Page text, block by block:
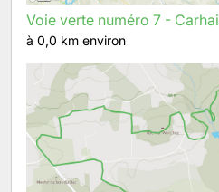
Voie verte numéro 7 -
à 0,0 km environ